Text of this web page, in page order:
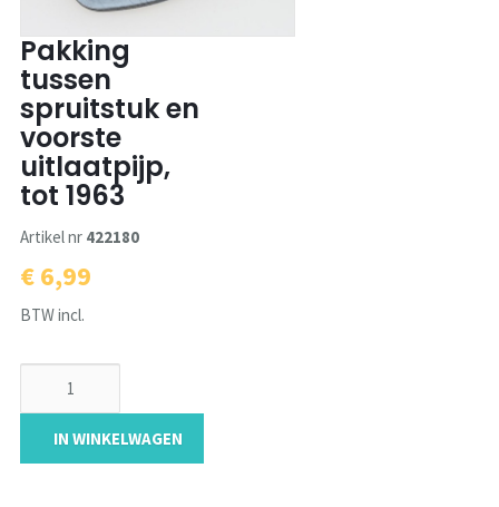
Pakking
tussen
spruitstuk en
voorste
uitlaatpijp,
tot 1963
Artikel nr 422180
€ 6,99
BTW incl.
IN WINKELWAGEN